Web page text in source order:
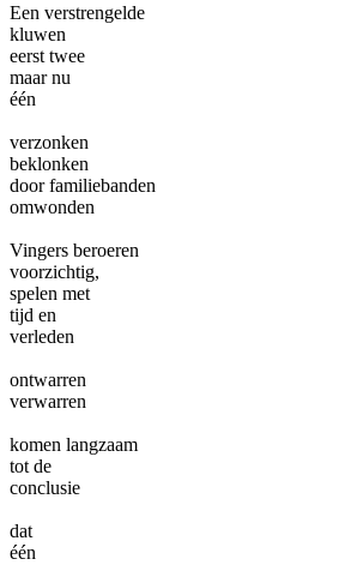
Een verstrengelde
kluwen
eerst twee
maar nu
één
verzonken
beklonken
door familiebanden
omwonden
Vingers beroeren
voorzichtig,
spelen met
tijd en
verleden
ontwarren
verwarren
komen langzaam
tot de
conclusie
dat
één